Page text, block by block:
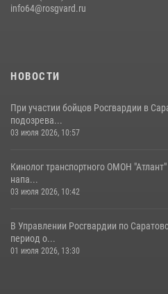
05 августа 2026, 12:55
info64@rosgvard.ru
НОВОСТИ
При участии бойцов Росгвардии в
подозрева...
03 июля 2026, 10:57
Кинолог транспортного ОМОН
напа...
03 июля 2026, 10:42
В Управлении Росгвардии по
период о...
01 июля 2026, 13:30